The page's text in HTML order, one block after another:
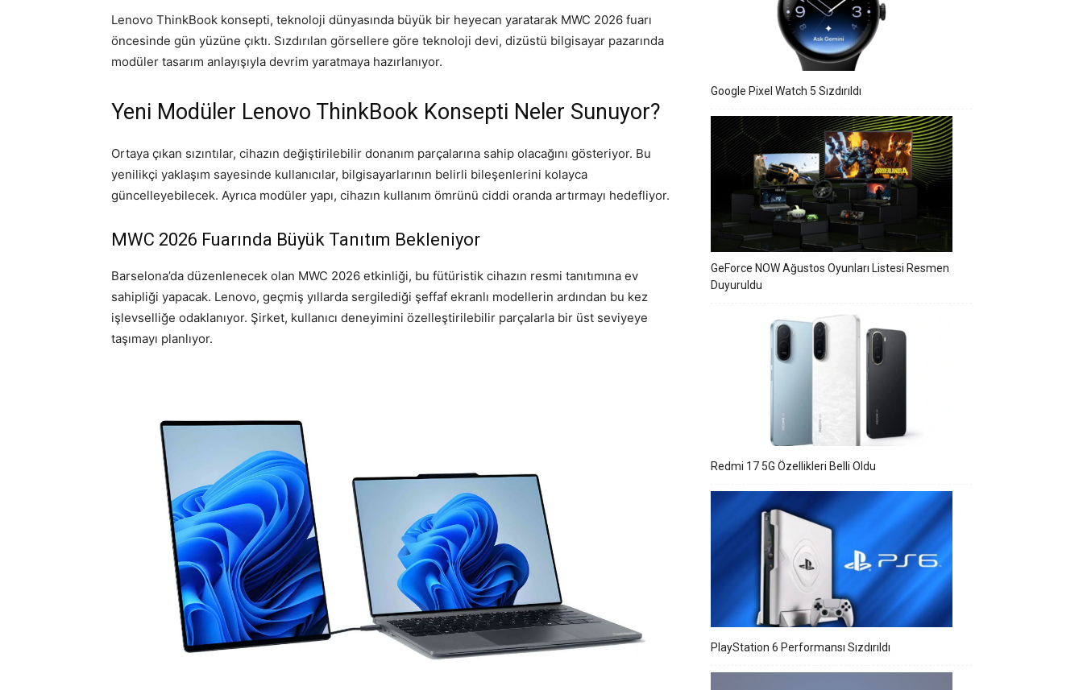
Lenovo ThinkBook konsepti, teknoloji dünyasında büyük bir heyecan yaratarak MWC 2026 fuarı
öncesinde gün yüzüne çıktı. Sızdırılan görsellere göre teknoloji devi, dizüstü bilgisayar pazarında
modüler tasarım anlayışıyla devrim yaratmaya hazırlanıyor.
Yeni Modüler Lenovo ThinkBook Konsepti Neler Sunuyor?
Ortaya çıkan sızıntılar, cihazın değiştirilebilir donanım parçalarına sahip olacağını gösteriyor. Bu
yenilikçi yaklaşım sayesinde kullanıcılar, bilgisayarlarının belirli bileşenlerini kolayca
güncelleyebilecek. Ayrıca modüler yapı, cihazın kullanım ömrünü ciddi oranda artırmayı hedefliyor.
MWC 2026 Fuarında Büyük Tanıtım Bekleniyor
Barselona’da düzenlenecek olan MWC 2026 etkinliği, bu fütüristik cihazın resmi tanıtımına ev
sahipliği yapacak. Lenovo, geçmiş yıllarda sergilediği şeffaf ekranlı modellerin ardından bu kez
işlevselliğe odaklanıyor. Şirket, kullanıcı deneyimini özelleştirilebilir parçalarla bir üst seviyeye
taşımayı planlıyor.
Google Pixel Watch 5 Sızdırıldı
GeForce NOW Ağustos Oyunları Listesi Resmen
Duyuruldu
Redmi 17 5G Özellikleri Belli Oldu
PlayStation 6 Performansı Sızdırıldı